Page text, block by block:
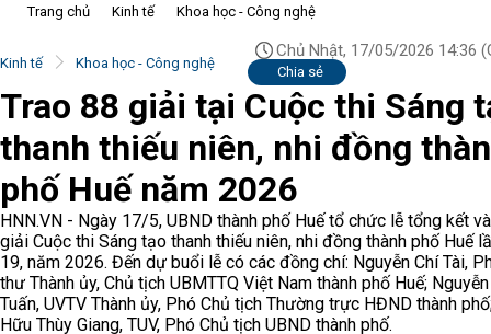
Trang chủ Kinh tế Khoa học - Công nghệ
Kinh tế Khoa học - Công nghệ
Chủ Nhật, 17/05/2026 14:36
Chia sẻ
Trao 88 giải tại Cuộc thi Sáng
thanh thiếu niên, nhi đồng
phố Huế năm 2026
HNN.VN - Ngày 17/5, UBND thành phố Huế tổ chức lễ tổng kết
giải Cuộc thi Sáng tạo thanh thiếu niên, nhi đồng thành phố Huế
19, năm 2026. Đến dự buổi lễ có các đồng chí: Nguyễn Chí Tài,
thư Thành ủy, Chủ tịch UBMTTQ Việt Nam thành phố Huế;
Tuấn, UVTV Thành ủy, Phó Chủ tịch Thường trực HĐND thành
Hữu Thùy Giang, TUV, Phó Chủ tịch UBND thành phố.